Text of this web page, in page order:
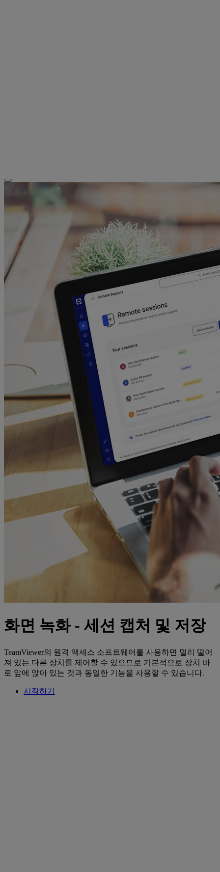
화면 녹화 - 세션 캡처 및 저장
TeamViewer의 원격 액세스 소프트웨어를 사용하면 멀리 떨어
져 있는 다른 장치를 제어할 수 있으므로 기본적으로 장치 바
로 앞에 앉아 있는 것과 동일한 기능을 사용할 수 있습니다.
시작하기